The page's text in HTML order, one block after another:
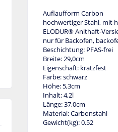
Auflaufform Carbon
hochwertiger Stahl, mit
ELODUR® Anithaft-
nur für Backofen,
Beschichtung: PFAS-frei
Breite: 29,0cm
Eigenschaft: kratzfest
Farbe: schwarz
Höhe: 5,3cm
Inhalt: 4,2l
Länge: 37,0cm
Material: Carbonstahl
Gewicht(kg): 0.52